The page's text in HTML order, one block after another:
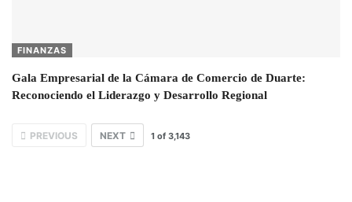
FINANZAS
Gala Empresarial de la Cámara de Comercio de Duarte:
Reconociendo el Liderazgo y Desarrollo Regional
PREVIOUS NEXT 1 of 3,143